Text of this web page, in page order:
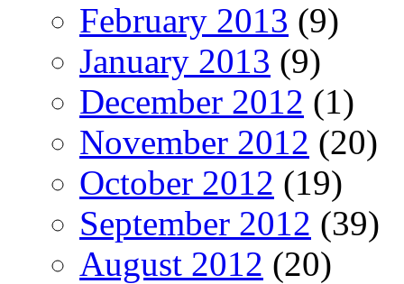
February 2013 (9)
January 2013 (9)
December 2012 (1)
November 2012 (20)
October 2012 (19)
September 2012 (39)
August 2012 (20)